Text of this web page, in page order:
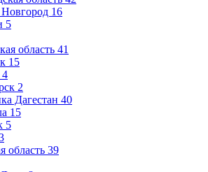
16
5
область 41
15
4
2
Дагестан 40
15
5
область 39